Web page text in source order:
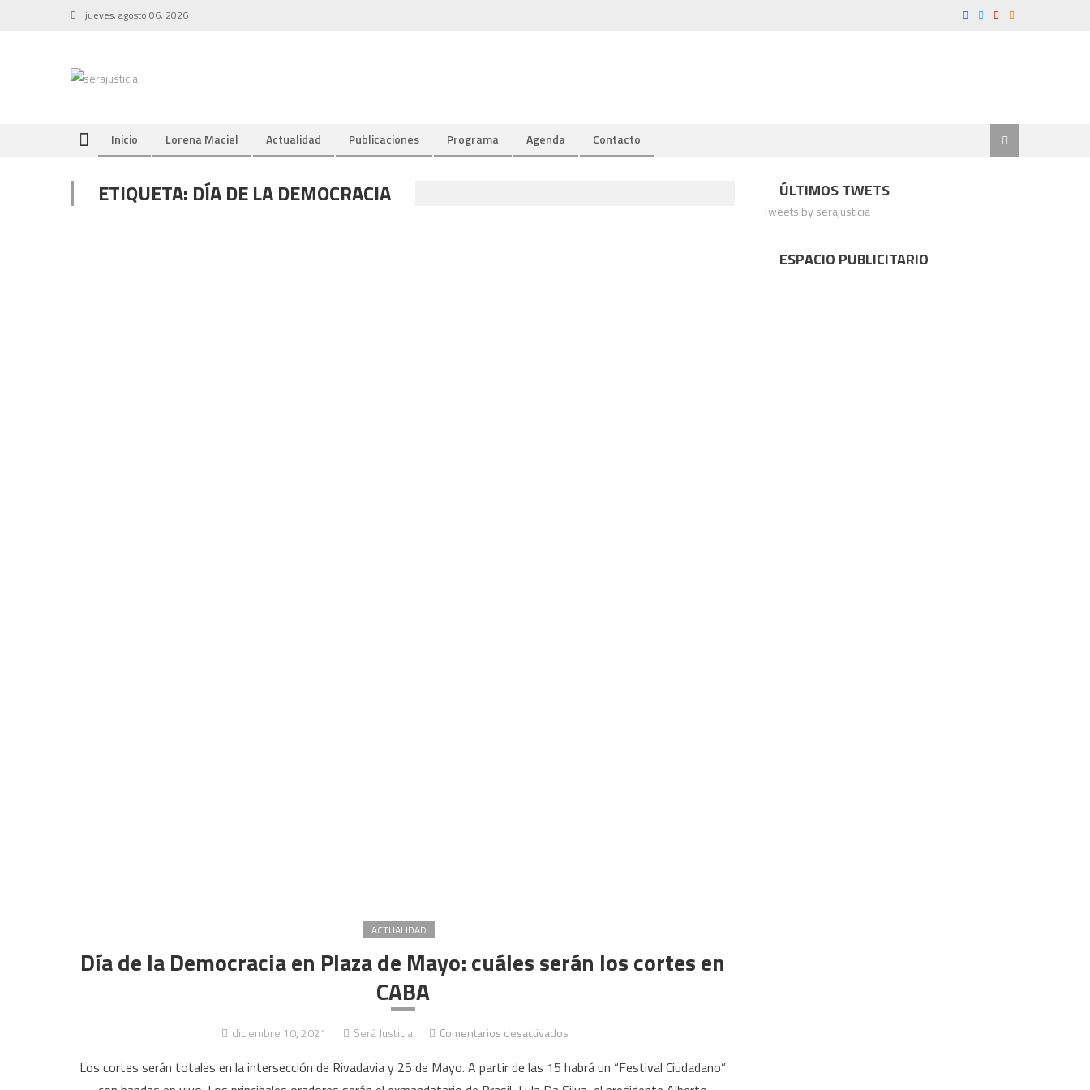
jueves, agosto 06, 2026
Inicio Lorena Maciel Actualidad Publicaciones Programa Agenda Contacto
ETIQUETA: DÍA DE LA DEMOCRACIA
ACTUALIDAD
Día de la Democracia en Plaza de Mayo: cuáles serán los cortes en
CABA
diciembre 10, 2021 Será Justicia Comentarios desactivadosen
de
Los cortes serán totales en la intersección de Rivadavia y 25 de Mayo. A partir de las 15 habrá un “Festival Ciudadano”
ÚLTIMOS TWETS
Tweets by serajusticia
ESPACIO PUBLICITARIO